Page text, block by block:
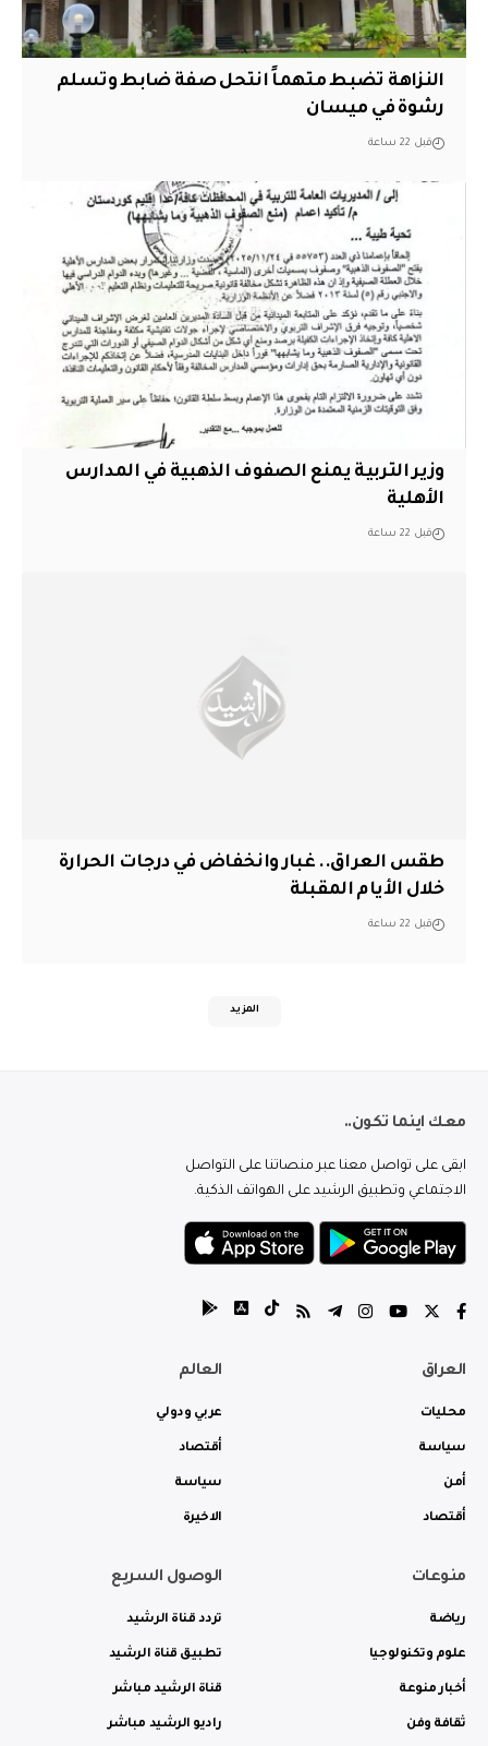
النزاهة تضبط متهماً انتحل صفة ضابط وتسلم
رشوة في ميسان
قبل 22 ساعة
وزير التربية يمنع الصفوف الذهبية في المدارس
الأهلية
قبل 22 ساعة
طقس العراق.. غبار وانخفاض في درجات الحرارة
خلال الأيام المقبلة
قبل 22 ساعة
المزيد
معك اينما تكون..
ابقى على تواصل معنا عبر منصاتنا على التواصل
الاجتماعي وتطبيق الرشيد على الهواتف الذكية.
العراق
محليات
سياسة
أمن
أقتصاد
العالم
عربي ودولي
أقتصاد
سياسة
الاخيرة
منوعات
رياضة
علوم وتكنولوجيا
أخبار منوعة
ثقافة وفن
الوصول السريع
تردد قناة الرشيد
تطبيق قناة الرشيد
قناة الرشيد مباشر
راديو الرشيد مباشر